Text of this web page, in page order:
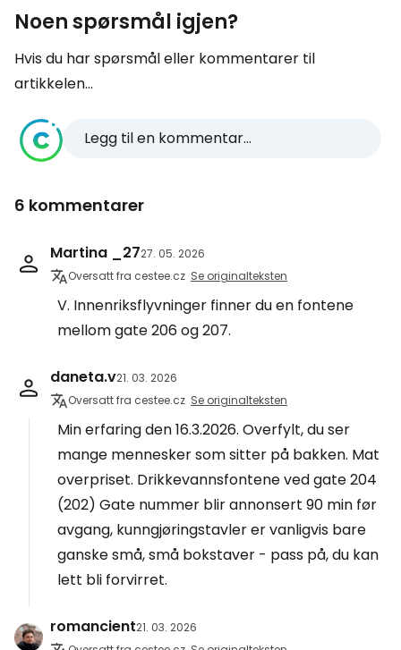
Noen spørsmål igjen?
Hvis du har spørsmål eller kommentarer til
artikkelen...
Legg til en kommentar...
6 kommentarer
Martina _2727. 05. 2026
Oversatt fra cestee.cz Se originalteksten
V. Innenriksflyvninger finner du en fontene
mellom gate 206 og 207.
daneta.v21. 03. 2026
Oversatt fra cestee.cz Se originalteksten
Min erfaring den 16.3.2026. Overfylt, du ser
mange mennesker som sitter på bakken. Mat
overpriset. Drikkevannsfontene ved gate 204
(202) Gate nummer blir annonsert 90 min før
avgang, kunngjøringstavler er vanligvis bare
ganske små, små bokstaver - pass på, du kan
lett bli forvirret.
romancient21. 03. 2026